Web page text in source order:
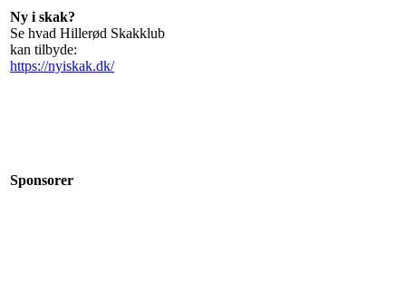
Ny i skak?
Se hvad Hillerød Skakklub
kan tilbyde:
https://nyiskak.dk/
Sponsorer